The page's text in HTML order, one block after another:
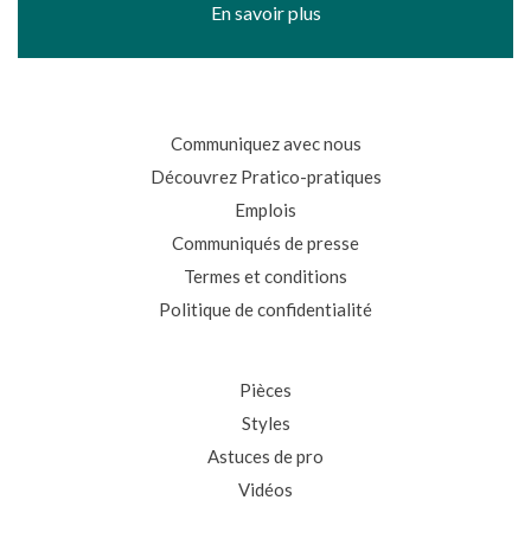
En savoir plus
Communiquez avec nous
Découvrez Pratico-pratiques
Emplois
Communiqués de presse
Termes et conditions
Politique de confidentialité
Pièces
Styles
Astuces de pro
Vidéos